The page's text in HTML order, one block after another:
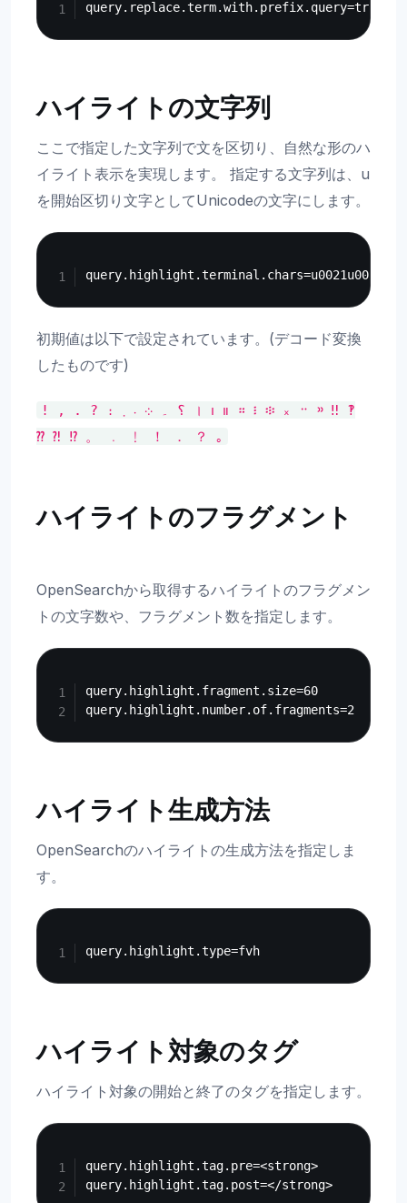
ハイライトの文字列
ここで指定した文字列で文を区切り、自然な形のハ
イライト表示を実現します。 指定する文字列は、u
を開始区切り文字としてUnicodeの文字にします。
初期値は以下で設定されています。(デコード変換
したものです)
! , . ? ։ ؟ ܀ ܁ । ၊ ။ ። ፧ ፨ ᙮ ᠃ ᠉ ‼
‽
⁇ ⁈ ⁉ 。 ﹒ ﹗ ！ ． ？ ｡
ハイライトのフラグメント
OpenSearchから取得するハイライトのフラグメン
トの文字数や、フラグメント数を指定します。
query.highlight.fragment.size=60
ハイライト生成方法
OpenSearchのハイライトの生成方法を指定しま
す。
ハイライト対象のタグ
ハイライト対象の開始と終了のタグを指定します。
query.highlight.tag.pre=<strong>